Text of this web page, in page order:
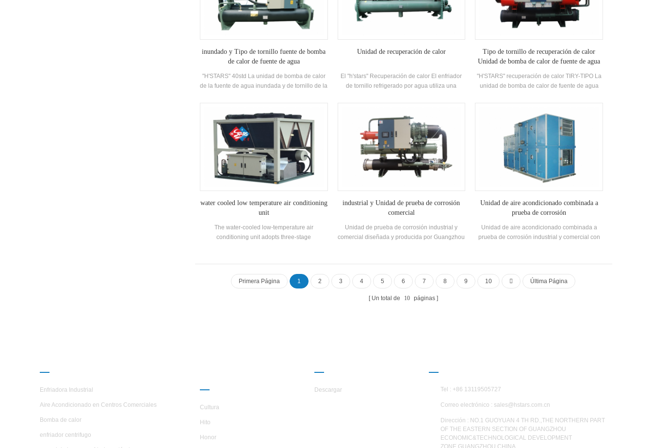
inundado y Tipo de tornillo fuente de bomba
de calor de fuente de agua
"H'STARS" 40std La unidad de bomba de calor
de la fuente de agua inundada y de tornillo de la
eficiencia Twin-Tornillo compresor, Desarrollado
autodesarrollado y fabricado alta eficiencia
Evaporador de tipo inundado, R22, R134A
Refrigerante, eficiencia energética hasta 6.7.
Temperatura de salida de agua caliente 50 ° C
La unidad de recuperación de calor se puede
configurar de acuerdo con el cliente Requisitos.
La unidad tiene un total de 20 especificaciones
estándar.
Unidad de recuperación de calor
El "h'stars" Recuperación de calor El enfriador
de tornillo refrigerado por agua utiliza una
el calor generado por el intercambio de calor
entre el vapor de refrigerante y el agua Durante
El proceso de refrigeración, que proporciona a
los clientes aire acondicionado aire
acondicionado y una gran cantidad de agua
caliente y caliente.
Tipo de tornillo de recuperación de calor
Unidad de bomba de calor de fuente de agua
"H'STARS" recuperación de calor TIRY-TIPO La
unidad de bomba de calor de fuente de agua
entre el vapor de refrigerante y el agua Durante
Operación, conversión de los consumidores de
energía Calor en agua caliente utilizable, y
proporciona una gran cantidad de aire
acondicionado durante el aire acondicionado.
Agua caliente en vida.
water cooled low temperature air conditioning
unit
The water-cooled low-temperature air
conditioning unit adopts three-stage
environment. The unit adopts a special
microcomputer controller to control the low-
temperature action process, and automatically
industrial y Unidad de prueba de corrosión
comercial
Unidad de prueba de corrosión industrial y
comercial diseñada y producida por Guangzhou
disponibilidad para personalizado con 30-
1200kw y puede ser especialmente diseñado
de acuerdo con diferentes necesidades.
Unidad de aire acondicionado combinada a
prueba de corrosión
Unidad de aire acondicionado combinada a
prueba de corrosión industrial y comercial con
los Industrias con prueba de corrosión
Requisitos.
Primera Página 1 2 3 4 5 6 7 8 9 10 Última Página
Un total de 10 páginas
Enfriadora Industrial
Aire Acondicionado en Centros Comerciales
Bomba de calor
enfriador centrifugo
Cultura
Hito
Honor
Descargar Tel : +86 13119505727
Correo electrónico : sales@hstars.com.cn
Dirección : NO.1 GUOYUAN 4 TH RD.,THE NORTHERN PART
OF THE EASTERN SECTION OF GUANGZHOU
ECONOMIC&TECHNOLOGICAL DEVELOPMENT
ZONE,GUANGZHOU,CHINA